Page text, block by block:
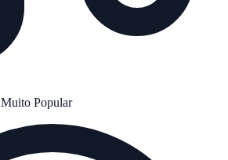
Muito Popular